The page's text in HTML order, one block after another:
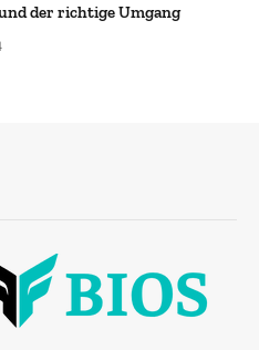
der richtige Umgang